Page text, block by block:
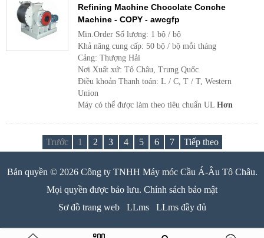
Refining Machine Chocolate Conche
Machine - COPY - awcgfp
Min.Order Số lượng: 1 bộ / bộ
Khả năng cung cấp: 50 bộ / bộ mỗi tháng
Cảng: Thượng Hải
Nơi Xuất xứ: Tô Châu, Trung Quốc
Điều khoản Thanh toán: L / C, T / T, Western
Union
Máy có thể được làm theo tiêu chuẩn UL Hơn
Trước 1 2 3 4 5 6 7 Tiếp theo
Bản quyền © 2026 Công ty TNHH Máy móc Cầu Á-Âu Tô Châu.
Mọi quyền được bảo lưu. Chính sách bảo mật
Sơ đồ trang web
LLms LLms đầy đủ